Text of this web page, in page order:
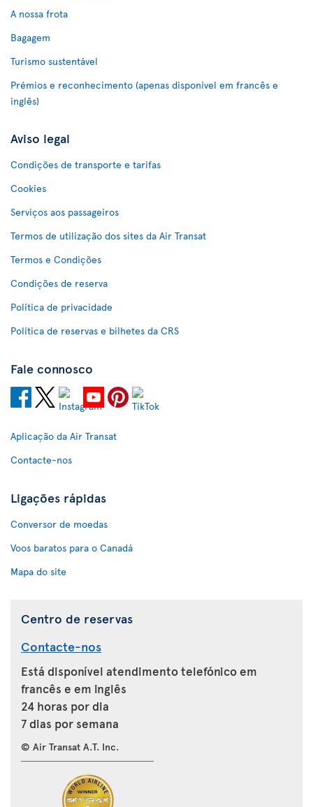
A nossa frota
Bagagem
Turismo sustentável
Prémios e reconhecimento (apenas disponível em francês e
inglês)
Aviso legal
Condições de transporte e tarifas
Cookies
Serviços aos passageiros
Termos de utilização dos sites da Air Transat
Termos e Condições
Condições de reserva
Política de privacidade
Política de reservas e bilhetes da CRS
Fale connosco
Aplicação da Air Transat
Contacte-nos
Ligações rápidas
Conversor de moedas
Voos baratos para o Canadá
Mapa do site
Centro de reservas
Contacte-nos
Está disponível atendimento telefónico em
francês e em inglês
24 horas por dia
7 dias por semana
© Air Transat A.T. Inc.